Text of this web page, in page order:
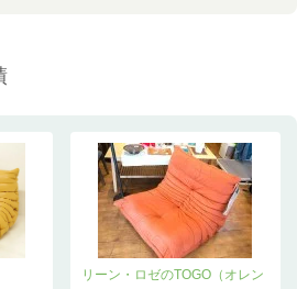
リーン・ロゼのTOGO（オレン